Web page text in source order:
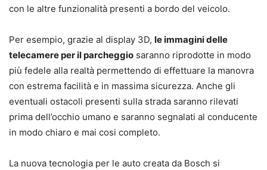
con le altre funzionalità presenti a bordo del veicolo.
Per esempio, grazie al display 3D, le immagini delle
telecamere per il parcheggio saranno riprodotte in modo
più fedele alla realtà permettendo di effettuare la manovra
con estrema facilità e in massima sicurezza. Anche gli
eventuali ostacoli presenti sulla strada saranno rilevati
prima dell’occhio umano e saranno segnalati al conducente
in modo chiaro e mai cosi completo.
La nuova tecnologia per le auto creata da Bosch si